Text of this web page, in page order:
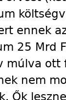
ennek
25 Mrd
múlva ott
nem
Ők